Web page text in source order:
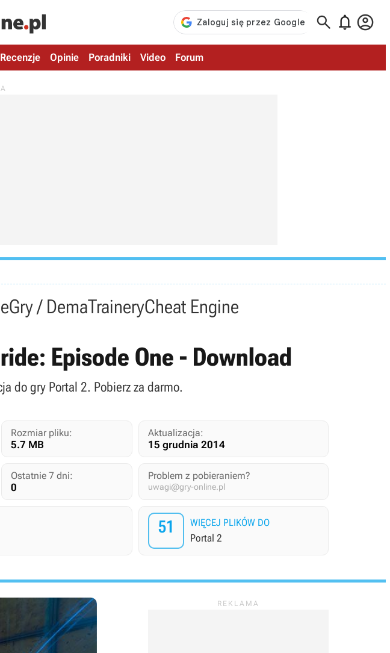
  
Recenzje Opinie Poradniki Video Forum
Gry / DemaTraineryCheat Engine
Episode One - Download
do gry Portal 2. Pobierz za darmo.
Rozmiar pliku:
5.7 MB
Aktualizacja:
15 grudnia 2014
Ostatnie 7 dni:
0
Problem z pobieraniem?
uwagi@gry-online.pl
51 WIĘCEJ PLIKÓW DO
Portal 2